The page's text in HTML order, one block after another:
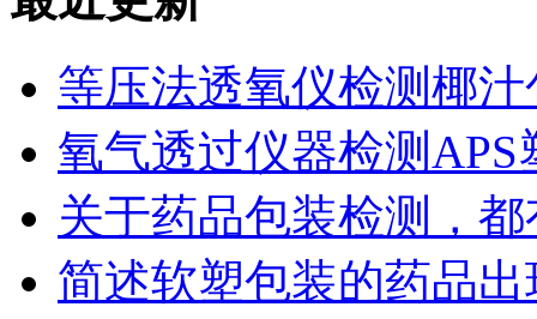
等压法透氧仪检测椰
氧气透过仪器检测
关于药品包装检测，
简述软塑包装的药品